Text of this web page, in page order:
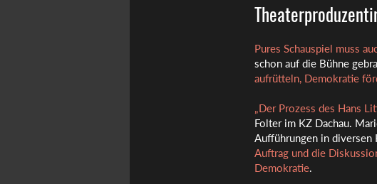
Pures Schauspiel muss
schon auf die Bühne
aufrütteln, Demokratie
„Der Prozess des Hans
Folter im KZ Dachau.
Aufführungen in diversen
Auftrag und die
Demokratie.